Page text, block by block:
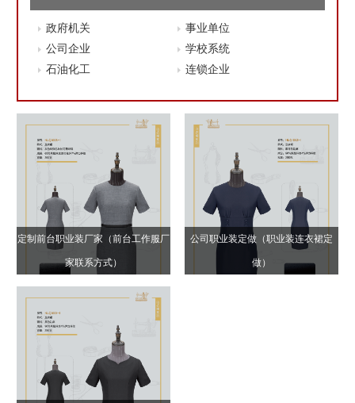
政府机关
事业单位
公司企业
学校系统
石油化工
连锁企业
定制前台职业装厂家（前台工作服厂
家联系方式）
公司职业装定做（职业装连衣裙定
做）